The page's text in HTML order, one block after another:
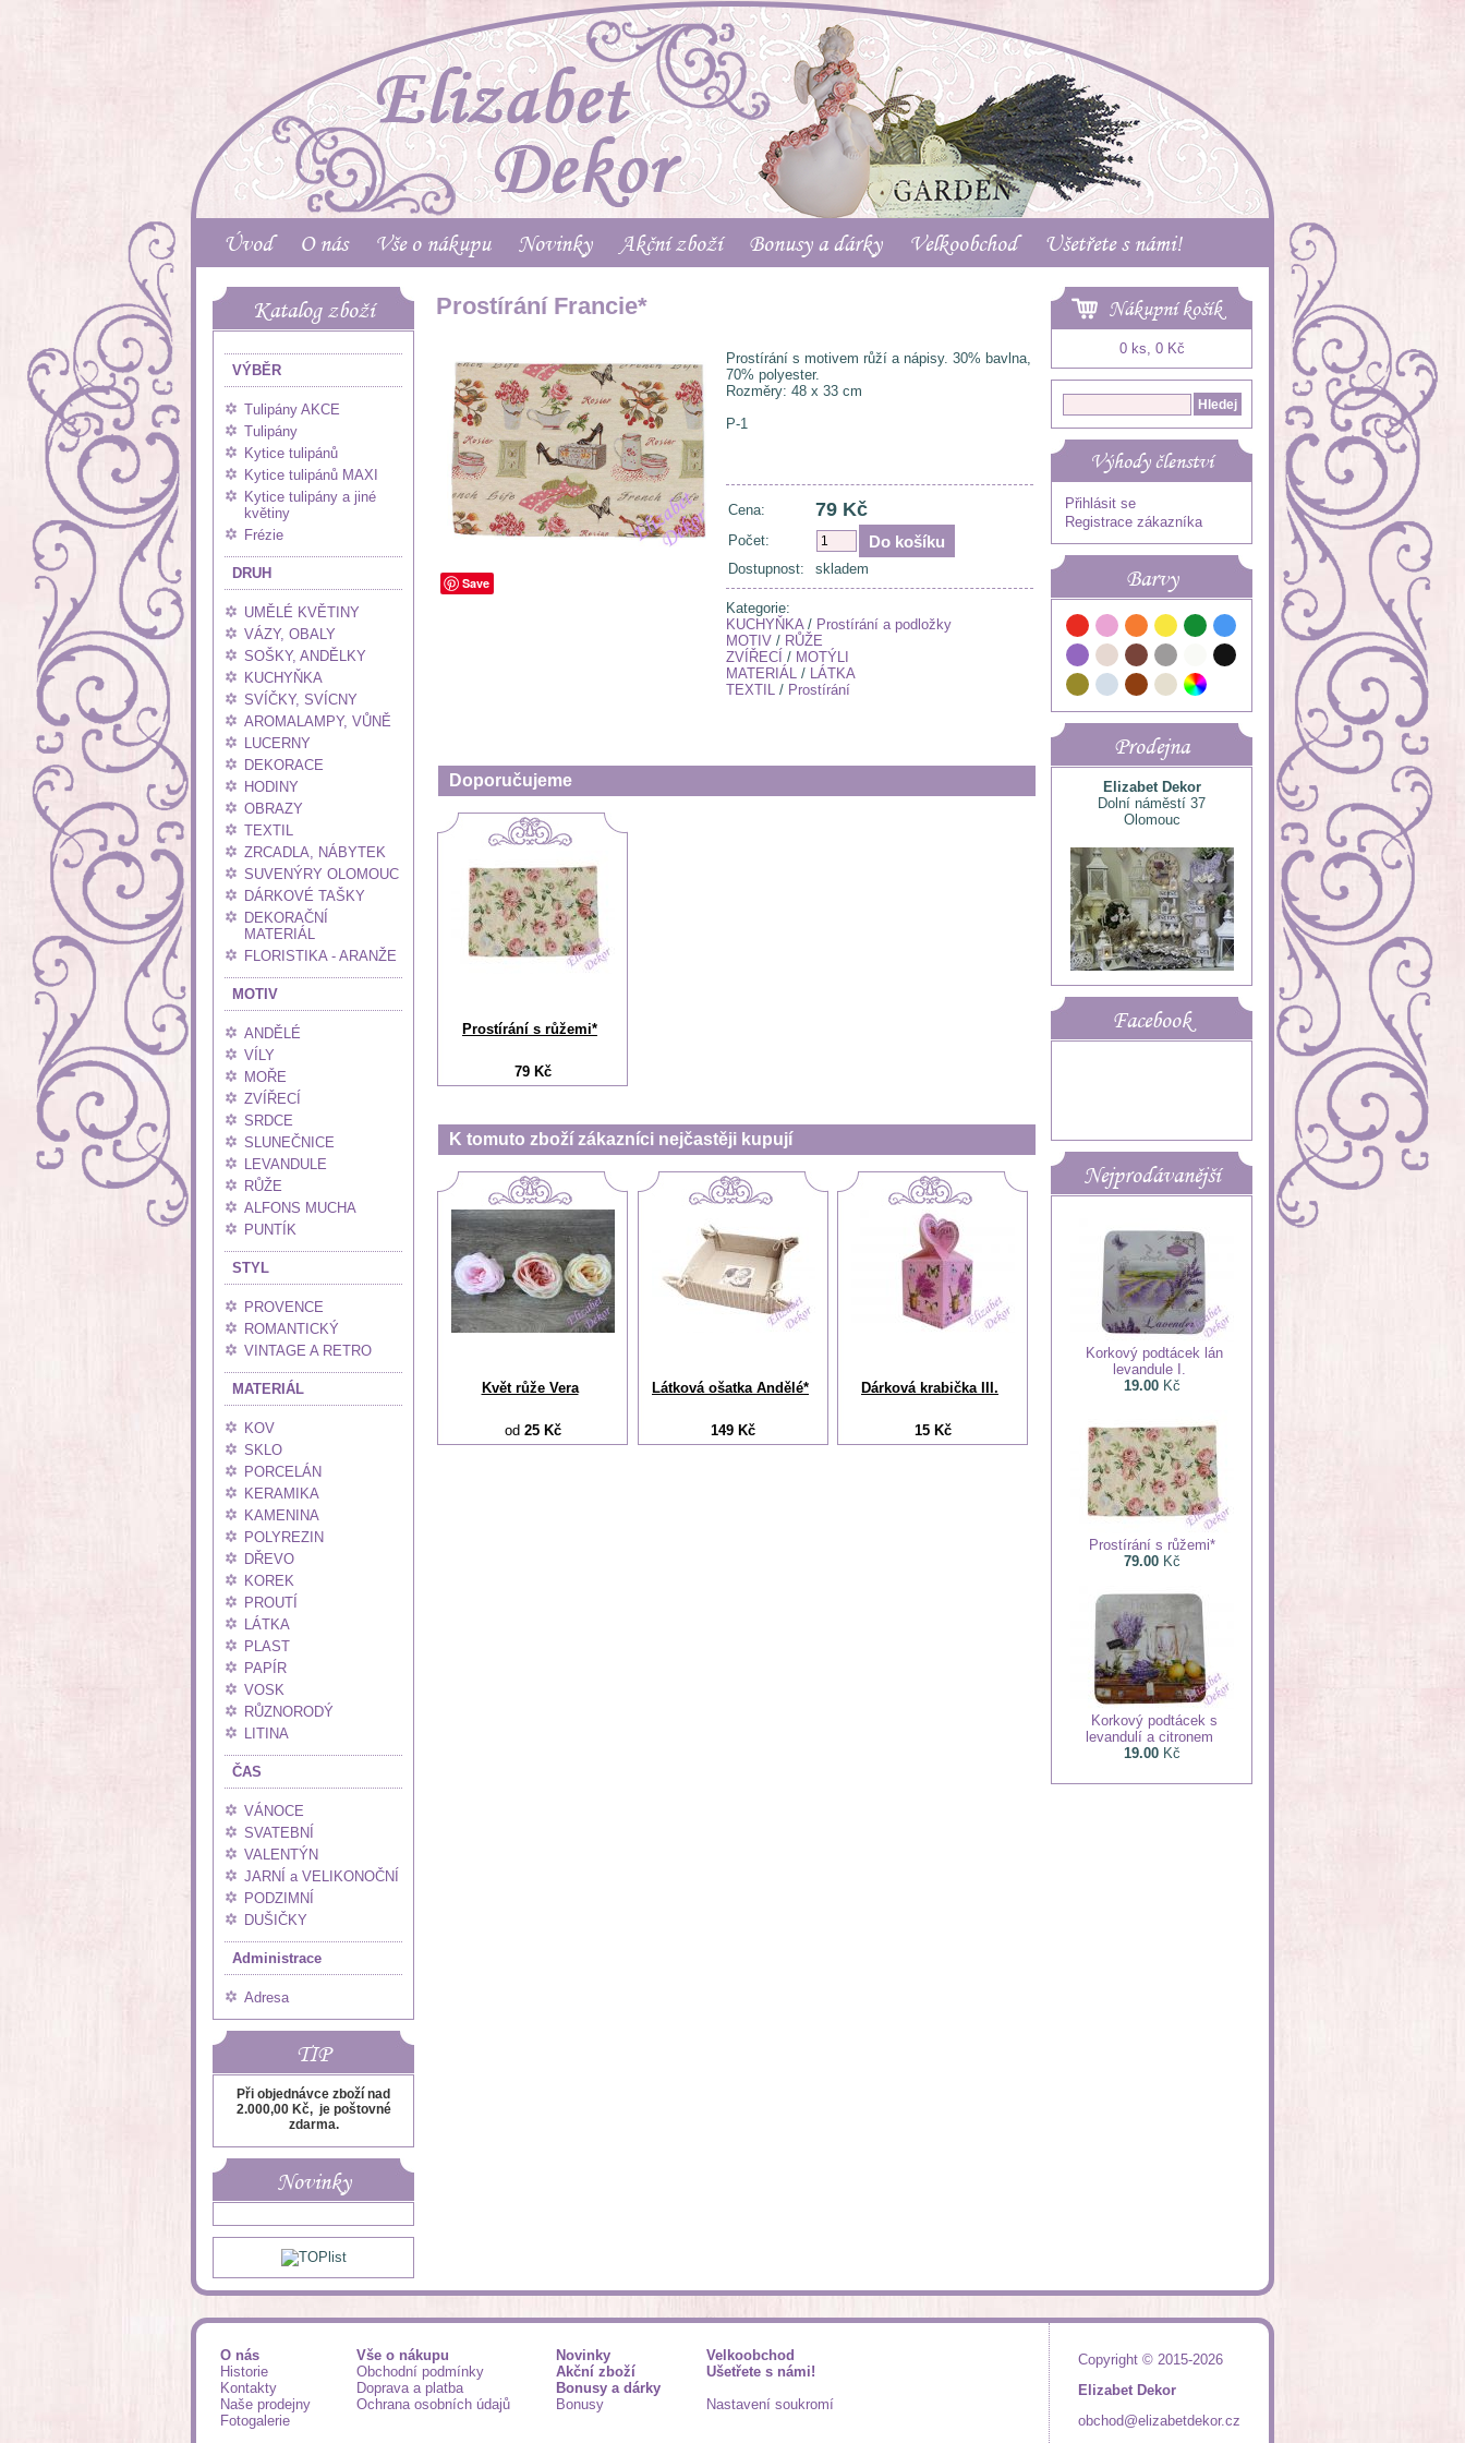
Úvod O nás Vše o nákupu Novinky Akční zboží Bonusy a dárky Velkoobchod Ušetřete s námi!
Katalog zboží
VÝBĚR
Tulipány AKCE
Tulipány
Kytice tulipánů
Kytice tulipánů MAXI
Kytice tulipány a jiné
květiny
Frézie
DRUH
UMĚLÉ KVĚTINY
VÁZY, OBALY
SOŠKY, ANDĚLKY
KUCHYŇKA
SVÍČKY, SVÍCNY
AROMALAMPY, VŮNĚ
LUCERNY
DEKORACE
HODINY
OBRAZY
TEXTIL
ZRCADLA, NÁBYTEK
SUVENÝRY OLOMOUC
DÁRKOVÉ TAŠKY
DEKORAČNÍ
MATERIÁL
FLORISTIKA - ARANŽE
MOTIV
ANDĚLÉ
VÍLY
MOŘE
ZVÍŘECÍ
SRDCE
SLUNEČNICE
LEVANDULE
RŮŽE
ALFONS MUCHA
PUNTÍK
STYL
PROVENCE
ROMANTICKÝ
VINTAGE A RETRO
MATERIÁL
KOV
SKLO
PORCELÁN
KERAMIKA
KAMENINA
POLYREZIN
DŘEVO
KOREK
PROUTÍ
LÁTKA
PLAST
PAPÍR
VOSK
RŮZNORODÝ
LITINA
ČAS
VÁNOCE
SVATEBNÍ
VALENTÝN
JARNÍ a VELIKONOČNÍ
PODZIMNÍ
DUŠIČKY
Administrace
Adresa
TIP
Při objednávce zboží nad
2.000,00 Kč, je poštovné
zdarma.
Novinky
Prostírání Francie*
Save
Prostírání s motivem růží a nápisy. 30% bavlna,
70% polyester.
Rozměry: 48 x 33 cm
P-1
Cena: 79 Kč
Počet:
Dostupnost:
skladem
Kategorie:
KUCHYŇKA/ Prostírání a podložky
MOTIV / RŮŽE
ZVÍŘECÍ / MOTÝLI
MATERIÁL / LÁTKA
TEXTIL / Prostírání
Doporučujeme
Prostírání s růžemi*
79 Kč
K tomuto zboží zákazníci nejčastěji kupují
Květ růže Vera
od 25 Kč
Látková ošatka Andělé*
149 Kč
Dárková krabička III.
15 Kč
Nákupní košík
0 ks, 0 Kč
Výhody členství
Přihlásit se
Registrace zákazníka
Barvy
Prodejna
Elizabet Dekor
Dolní náměstí 37
Olomouc
Facebook
Nejprodávanější
Korkový podtácek lán
levandule I.
19.00Kč
Prostírání s růžemi*
79.00Kč
Korkový podtácek s
levandulí a citronem
19.00Kč
Copyright © 2015-2026
Elizabet Dekor
obchod@elizabetdekor.cz
O nás
Historie
Kontakty
Naše prodejny
Fotogalerie
Vše o nákupu
Obchodní podmínky
Doprava a platba
Ochrana osobních údajů
Novinky
Akční zboží
Bonusy a dárky
Bonusy
Velkoobchod
Ušetřete s námi!
Nastavení soukromí